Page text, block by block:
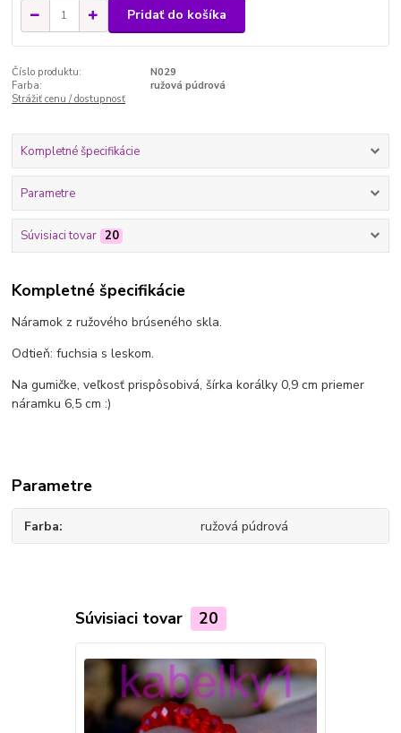
Pridať do košíka
Číslo produktu:
N029
Farba:
ružová púdrová
Strážiť cenu / dostupnosť
Kompletné špecifikácie
Parametre
Súvisiaci tovar 20
Kompletné špecifikácie
Náramok z ružového brúseného skla.
Odtieň: fuchsia s leskom.
Na gumičke, veľkosť prispôsobivá, šírka korálky 0,9 cm priemer
náramku 6,5 cm :)
Parametre
Farba ružová púdrová
Súvisiaci tovar 20